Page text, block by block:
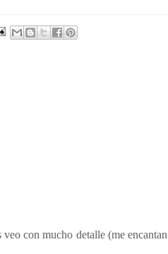
con mucho detalle (me encantan